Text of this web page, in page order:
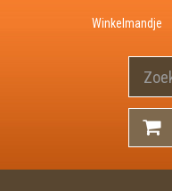
Winkelmandje